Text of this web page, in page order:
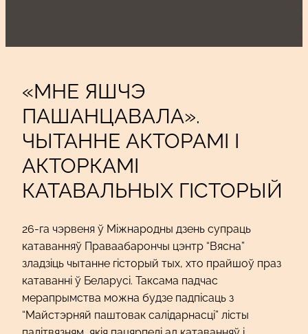
«МНЕ ЯШЧЭ
ПАШАНЦАВАЛА».
ЧЫТАННЕ АКТОРАМІ І
АКТОРКАМІ
КАТАВАЛЬНЫХ ГІСТОРЫЙ
26-га чэрвеня ў Міжнародны дзень супраць
катаванняў Праваабарончы цэнтр “Вясна”
зладзіць чытанне гісторый тых, хто прайшоў праз
катаванні ў Беларусі. Таксама падчас
мерапрымства можна будзе падпісаць з
“Майстэрняй паштовак салідарнасці” лісты